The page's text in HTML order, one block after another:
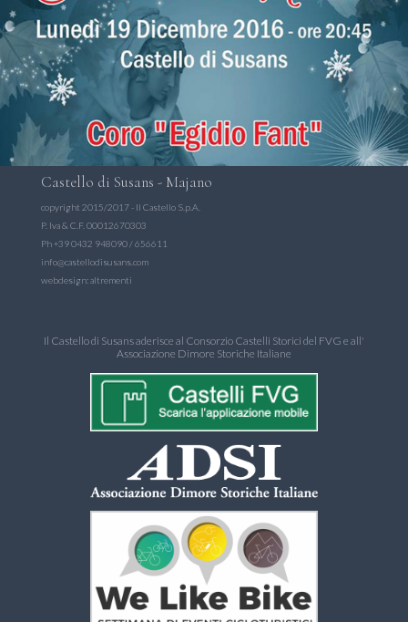
Castello di Susans - Majano
copyright 2015/2017 - Il Castello S.p.A.
P. Iva & C.F. 00012670303
Ph +39 0432 948090 / 656611
info@castellodisusans.com
webdesign:altrementi
Il Castello di Susans aderisce al Consorzio Castelli Storici del FVG e all'
Associazione Dimore Storiche Italiane